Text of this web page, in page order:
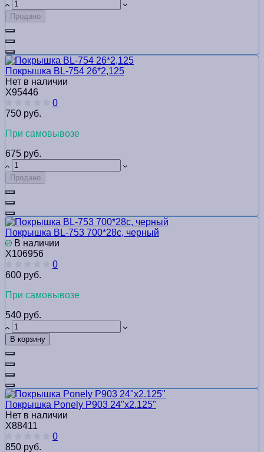
Продано
Покрышка BL-754 26*2,125
Нет в наличии
Х95446
0
750 руб.
При самовывозе
675 руб.
Продано
Покрышка BL-753 700*28с, черный
В наличии
Х106956
0
600 руб.
При самовывозе
540 руб.
В корзину
Покрышка Ponely Р903 24"х2.125"
Нет в наличии
Х88411
0
850 руб.